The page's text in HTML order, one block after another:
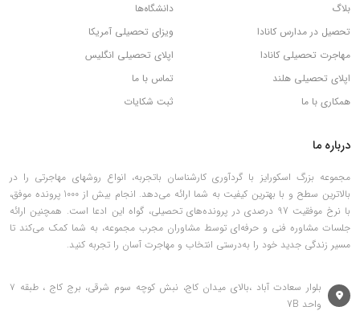
درباره ما
مجموعه بزرگ اسکورایز با گردآوری کارشناسان باتجربه، انواع روشهای مهاجرتی را در
بالاترین سطح و با بهترین کیفیت به شما ارائه می‌دهد. انجام بیش از 1000 پرونده موفق،
با نرخ موفقیت 97 درصدی در پرونده‌های تحصیلی، گواه این ادعا است. همچنین ارائه
جلسات مشاوره فنی و حرفه‌ای توسط مشاوران مجرب مجموعه، به شما کمک می‌کند تا
مسیر زندگی جدید خود را به‌درستی انتخاب و مهاجرت آسان را تجربه کنید.
بلوار سعادت آباد ،بالای میدان کاج، نبش کوچه سوم شرقی، برج کاج ، طبقه ۷
واحد 7B
بلاگ
دانشگاه‌ها
تحصیل در مدارس کانادا
ویزای تحصیلی آمریکا
مهاجرت تحصیلی کانادا
اپلای تحصیلی انگلیس
اپلای تحصیلی هلند
تماس با ما
همکاری با ما
ثبت شکایات